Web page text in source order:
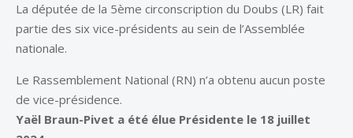
La députée de la 5ème circonscription du Doubs (LR) fait
partie des six vice-présidents au sein de l’Assemblée
nationale.
Le Rassemblement National (RN) n’a obtenu aucun poste
de vice-présidence.
Yaël Braun-Pivet a été élue Présidente le 18 juillet